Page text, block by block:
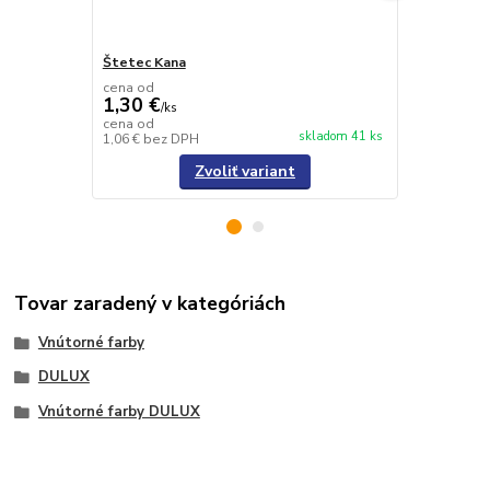
Štetec Kana
cena od
1,30 €/ks
cena od
1,06 € bez DPH skladom 41 ks
Zvoliť variant
Tovar zaradený v kategóriách
Vnútorné farby
DULUX
Vnútorné farby DULUX